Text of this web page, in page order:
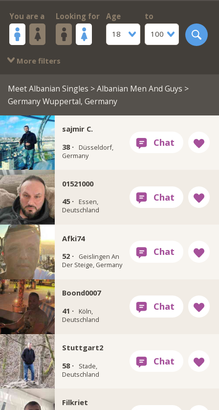
You are a Looking for
Age
18
to
100
More filters
Meet Albanian Singles >Albanian Men And Guys >
Germany Wuppertal, Germany
sajmir C.
38 ·
Düsseldorf,
Germany
01521000
45 ·
Essen,
Deutschland
Afki74
52 ·
Geislingen An
Der Steige, Germany
Boond0007
41 ·
Köln,
Deutschland
Stuttgart2
58 ·
Stade,
Deutschland
Filkriet